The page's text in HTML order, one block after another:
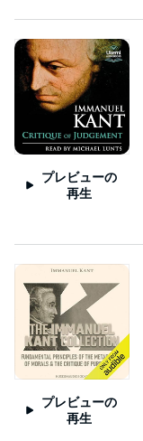
プレビューの
再生
プレビューの
再生